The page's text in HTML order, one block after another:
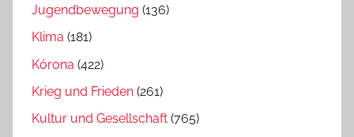
Jugendbewegung (136)
Klima (181)
Kórona (422)
Krieg und Frieden (261)
Kultur und Gesellschaft (765)